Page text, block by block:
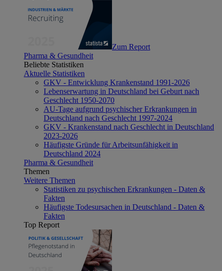
Zum Report
Pharma & Gesundheit
Beliebte Statistiken
Aktuelle Statistiken
GKV - Entwicklung Krankenstand 1991-2026
Lebenserwartung in Deutschland bei Geburt nach
Geschlecht 1950-2070
AU-Tage aufgrund psychischer Erkrankungen in
Deutschland nach Geschlecht 1997-2024
GKV - Krankenstand nach Geschlecht in Deutschland
2023-2026
Häufigste Gründe für Arbeitsunfähigkeit in
Deutschland 2024
Pharma & Gesundheit
Themen
Weitere Themen
Statistiken zu psychischen Erkrankungen - Daten &
Fakten
Häufigste Todesursachen in Deutschland - Daten &
Fakten
Top Report